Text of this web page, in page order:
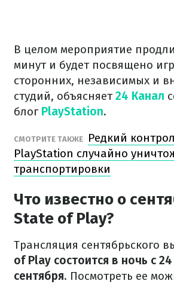
В целом мероприятие
минут и будет посвящено
сторонних, независимых и
студий, объясняет24 Канал
блог PlayStation.
СМОТРИТЕ ТАКЖЕ
Редкий
PlayStation случайно
транспортировки
Что известно о
State of Play?
Трансляция сентябрьского
of Play состоится в ночь с
сентября. Посмотреть ее